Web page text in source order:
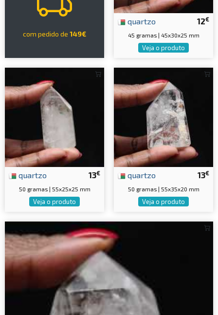
com pedido de 149€
12€
quartzo
45 gramas | 45x30x25 mm
Veja o produto
13€
quartzo
50 gramas | 55x25x25 mm
Veja o produto
13€
quartzo
50 gramas | 55x35x20 mm
Veja o produto